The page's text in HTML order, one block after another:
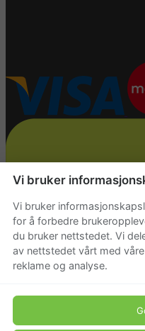
Vi bruker
Vi bruker
for å forbedre
du bruker nettstedet. Vi
av nettstedet vårt med
reklame og analyse.